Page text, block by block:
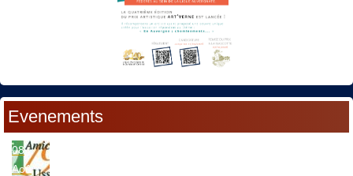
Evenements
08
Aoû